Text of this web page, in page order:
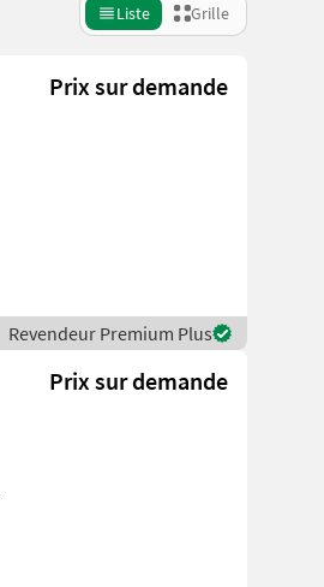
Liste Grille
Prix sur demande
Revendeur Premium Plus
Prix sur demande